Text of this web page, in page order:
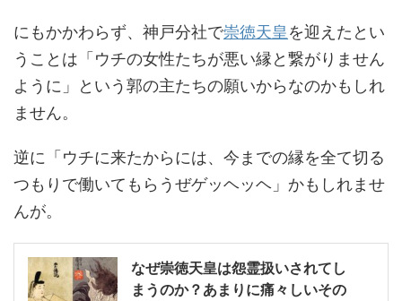
にもかかわらず、神戸分社で崇徳天皇を迎えたとい
うことは「ウチの女性たちが悪い縁と繋がりません
ように」という郭の主たちの願いからなのかもしれ
ません。
逆に「ウチに来たからには、今までの縁を全て切る
つもりで働いてもらうぜゲッヘッヘ」かもしれませ
んが。
なぜ崇徳天皇は怨霊扱いされてし
まうのか？あまりに痛々しいその